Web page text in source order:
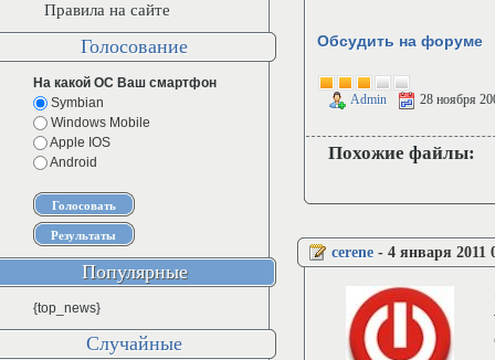
Обсудить на форуме
Admin 28 ноября
Похожие файлы:
cerene - 4 января 2011
Правила на сайте
Голосование
На какой ОС Ваш смартфон
Symbian
Windows Mobile
Apple IOS
Android
Популярные
{top_news}
Случайные